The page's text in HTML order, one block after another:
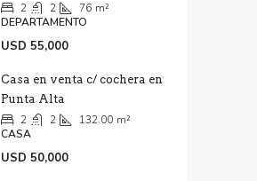
2 2 76 m²
DEPARTAMENTO
USD 55,000
Casa en venta c/ cochera en
Punta Alta
2 2 132.00 m²
CASA
USD 50,000